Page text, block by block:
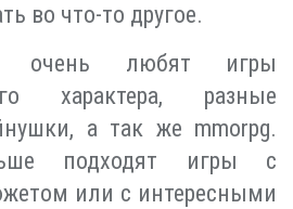
во что-то другое.
очень любят игры
характера, разные
а так же mmorpg.
подходят игры с
или с интересными